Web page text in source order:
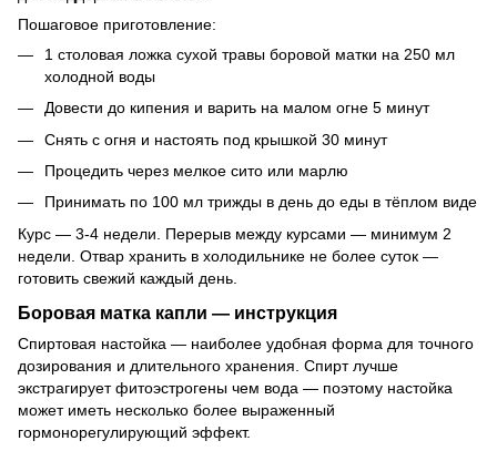
Пошаговое приготовление:
1 столовая ложка сухой травы боровой матки на 250 мл
холодной воды
Довести до кипения и варить на малом огне 5 минут
Снять с огня и настоять под крышкой 30 минут
Процедить через мелкое сито или марлю
Принимать по 100 мл трижды в день до еды в тёплом виде
Курс — 3-4 недели. Перерыв между курсами — минимум 2
недели. Отвар хранить в холодильнике не более суток —
готовить свежий каждый день.
Боровая матка капли — инструкция
Спиртовая настойка — наиболее удобная форма для точного
дозирования и длительного хранения. Спирт лучше
экстрагирует фитоэстрогены чем вода — поэтому настойка
может иметь несколько более выраженный
гормонорегулирующий эффект.